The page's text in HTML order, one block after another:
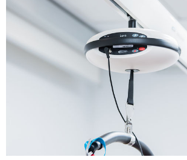
Szczególnie polecamy
Użyteczne porady
Szlachetne zdrowie
Mieszkaj wygodnie i bez barier
Taniej, okazyjnie, specjalnie dla 60plus
DLA BLISKICH
ZGŁOŚ OFERTĘ
O NAS